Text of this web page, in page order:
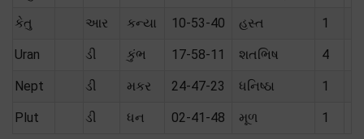
કેતુ આર કન્યા 10-53-40 હસ્ત 1
Uran ડી કુંભ 17-58-11 શતભિષ 4
Nept ડી મકર 24-47-23 ધનિષ્ઠા 1
Plut ડી ધન 02-41-48 મૂળ 1